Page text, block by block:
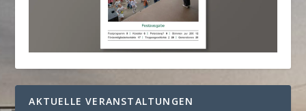
AKTUELLE VERANSTALTUNGEN